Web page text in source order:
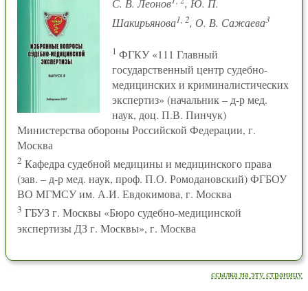
С. В. Леонов
, Ю. П.
Шакирьянова1, 2, О. В. Сажаева3
1 ФГКУ «111 Главный
государственный центр судебно-
медицинских и криминалистических
экспертиз» (начальник – д-р мед.
наук, доц. П.В. Пинчук)
Министерства обороны Российской Федерации, г.
Москва
2 Кафедра судебной медицины и медицинского права
(зав. – д-р мед. наук, проф. П.О. Ромодановский) ФГБОУ
ВО МГМСУ им. А.И. Евдокимова, г. Москва
3 ГБУЗ г. Москвы «Бюро судебно-медицинской
экспертизы ДЗ г. Москвы», г. Москва
ссылка на эту страницу